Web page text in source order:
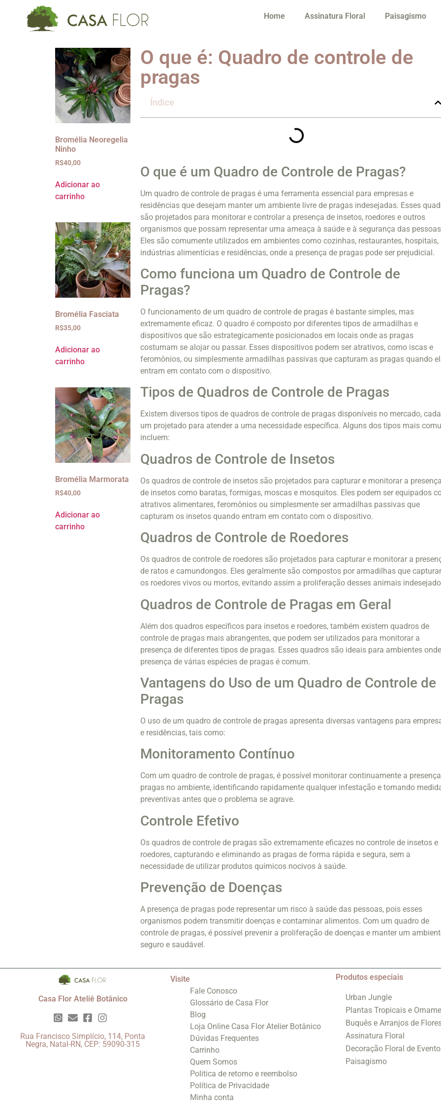
Home Assinatura Floral Paisagismo
Bromélia Neoregelia
Ninho
R$40,00
Adicionar ao
carrinho
Bromélia Fasciata
R$35,00
Adicionar ao
carrinho
Bromélia Marmorata
R$40,00
Adicionar ao
carrinho
O que é: Quadro de controle de
pragas
Índice
O que é um Quadro de Controle de Pragas?
Um quadro de controle de pragas é uma ferramenta essencial para empresas e
residências que desejam manter um ambiente livre de pragas indesejadas. Esses
são projetados para monitorar e controlar a presença de insetos, roedores e outros
organismos que possam representar uma ameaça à saúde e à segurança das
Eles são comumente utilizados em ambientes como cozinhas, restaurantes, hospitais,
indústrias alimentícias e residências, onde a presença de pragas pode ser prejudicial.
Como funciona um Quadro de Controle de
Pragas?
O funcionamento de um quadro de controle de pragas é bastante simples, mas
extremamente eficaz. O quadro é composto por diferentes tipos de armadilhas e
dispositivos que são estrategicamente posicionados em locais onde as pragas
costumam se alojar ou passar. Esses dispositivos podem ser atrativos, como iscas e
feromônios, ou simplesmente armadilhas passivas que capturam as pragas quando
entram em contato com o dispositivo.
Tipos de Quadros de Controle de Pragas
Existem diversos tipos de quadros de controle de pragas disponíveis no mercado, cada
um projetado para atender a uma necessidade específica. Alguns dos tipos mais
incluem:
Quadros de Controle de Insetos
Os quadros de controle de insetos são projetados para capturar e monitorar a presença
de insetos como baratas, formigas, moscas e mosquitos. Eles podem ser equipados
atrativos alimentares, feromônios ou simplesmente ser armadilhas passivas que
capturam os insetos quando entram em contato com o dispositivo.
Quadros de Controle de Roedores
Os quadros de controle de roedores são projetados para capturar e monitorar a
de ratos e camundongos. Eles geralmente são compostos por armadilhas que
os roedores vivos ou mortos, evitando assim a proliferação desses animais
Quadros de Controle de Pragas em Geral
Além dos quadros específicos para insetos e roedores, também existem quadros de
controle de pragas mais abrangentes, que podem ser utilizados para monitorar a
presença de diferentes tipos de pragas. Esses quadros são ideais para ambientes
presença de várias espécies de pragas é comum.
Vantagens do Uso de um Quadro de Controle de
Pragas
O uso de um quadro de controle de pragas apresenta diversas vantagens para
e residências, tais como:
Monitoramento Contínuo
Com um quadro de controle de pragas, é possível monitorar continuamente a
pragas no ambiente, identificando rapidamente qualquer infestação e tomando
preventivas antes que o problema se agrave.
Controle Efetivo
Os quadros de controle de pragas são extremamente eficazes no controle de insetos e
roedores, capturando e eliminando as pragas de forma rápida e segura, sem a
necessidade de utilizar produtos químicos nocivos à saúde.
Prevenção de Doenças
A presença de pragas pode representar um risco à saúde das pessoas, pois esses
organismos podem transmitir doenças e contaminar alimentos. Com um quadro de
controle de pragas, é possível prevenir a proliferação de doenças e manter um
seguro e saudável.
Casa Flor Ateliê Botânico
Rua Francisco Simplício, 114, Ponta
Negra, Natal-RN, CEP: 59090-315
Visite
Fale Conosco
Glossário de Casa Flor
Blog
Loja Online Casa Flor Atelier Botânico
Dúvidas Frequentes
Carrinho
Quem Somos
Politica de retorno e reembolso
Política de Privacidade
Minha conta
Produtos especiais
Urban Jungle
Plantas Tropicais e
Buquês e Arranjos de
Assinatura Floral
Decoração Floral de
Paisagismo